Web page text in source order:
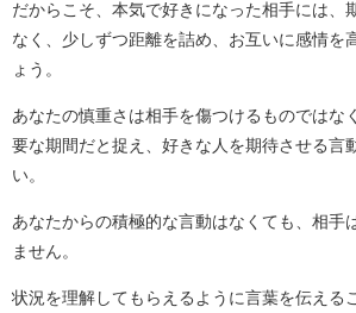
だからこそ、本気で好きになった相手には、
なく、少しずつ距離を詰め、お互いに感情を
ょう。
あなたの慎重さは相手を傷つけるものではな
要な期間だと捉え、好きな人を期待させる言
い。
あなたからの積極的な言動はなくても、相手
ません。
状況を理解してもらえるように言葉を伝える